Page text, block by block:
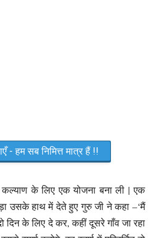
- हम सब निमित्त मात्र हैं !!
के लिए एक योजना बना ली | एक
उसके हाथ में देते हुए गुरु जी ने कहा –‘मैं
दिन के लिए दे कर, कहीं दूसरे गाँव जा रहा